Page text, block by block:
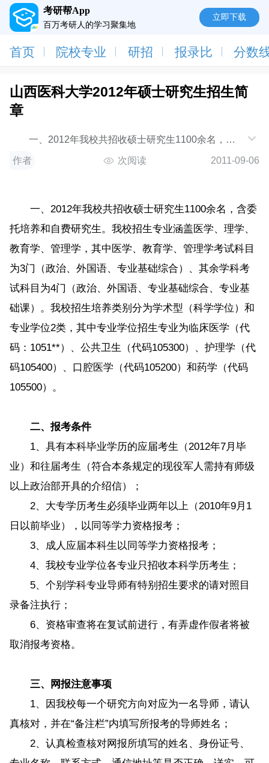
考研帮App
百万考研人的学习聚集地
立即下载
首页 院校专业 研招 报录比 分数
山西医科大学2012年硕士研究生招生简
章
一、2012年我校共招收硕士研究生1100余名，含
委托培养和自费研究生。我校招生专业涵盖医学、理
学、教育
作者 次阅读 2011-09-06
一、2012年我校共招收硕士研究生1100余名，含委
托培养和自费研究生。我校招生专业涵盖医学、理学、
教育学、管理学，其中医学、教育学、管理学考试科目
为3门（政治、外国语、专业基础综合）、其余学科考
试科目为4门（政治、外国语、专业基础综合、专业基
础课）。我校招生培养类别分为学术型（科学学位）和
专业学位2类，其中专业学位招生专业为临床医学（代
码：1051**）、公共卫生（代码105300）、护理学（代
码105400）、口腔医学（代码105200）和药学（代码
105500）。
二、报考条件
1、具有本科毕业学历的应届考生（2012年7月毕
业）和往届考生（符合本条规定的现役军人需持有师级
以上政治部开具的介绍信）；
2、大专学历考生必须毕业两年以上（2010年9月1
日以前毕业），以同等学力资格报考；
3、成人应届本科生以同等学力资格报考；
4、我校专业学位各专业只招收本科学历考生；
5、个别学科专业导师有特别招生要求的请对照目
录备注执行；
6、资格审查将在复试前进行，有弄虚作假者将被
取消报考资格。
三、网报注意事项
1、因我校每一个研究方向对应为一名导师，请认
真核对，并在“备注栏”内填写所报考的导师姓名；
2、认真检查核对网报所填写的姓名、身份证号、